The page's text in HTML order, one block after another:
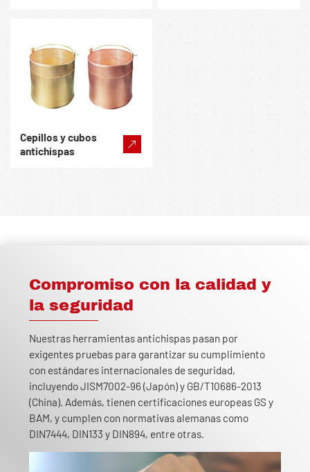
Cepillos y cubos
antichispas
Compromiso con la calidad y
la seguridad
Nuestras herramientas antichispas pasan por
exigentes pruebas para garantizar su cumplimiento
con estándares internacionales de seguridad,
incluyendo JISM7002-96 (Japón) y GB/T10686-2013
(China). Además, tienen certificaciones europeas GS y
BAM, y cumplen con normativas alemanas como
DIN7444, DIN133 y DIN894, entre otras.